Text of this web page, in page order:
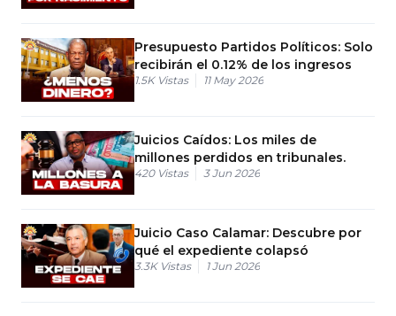
Presupuesto Partidos Políticos: Solo
recibirán el 0.12% de los ingresos
1.5K Vistas 11 May 2026
Juicios Caídos: Los miles de
millones perdidos en tribunales.
420 Vistas 3 Jun 2026
Juicio Caso Calamar: Descubre por
qué el expediente colapsó
3.3K Vistas 1 Jun 2026